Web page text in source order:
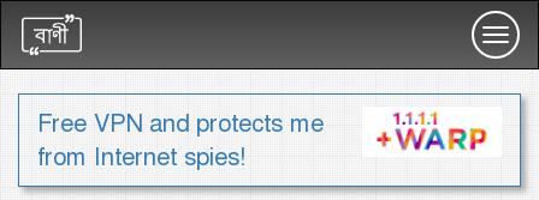
Free VPN and protects me
from Internet spies!